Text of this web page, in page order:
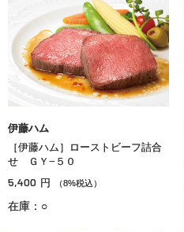
伊藤ハム
［伊藤ハム］ローストビーフ詰合
せ ＧＹ−５０
5,400 円 （8%税込）
在庫：○